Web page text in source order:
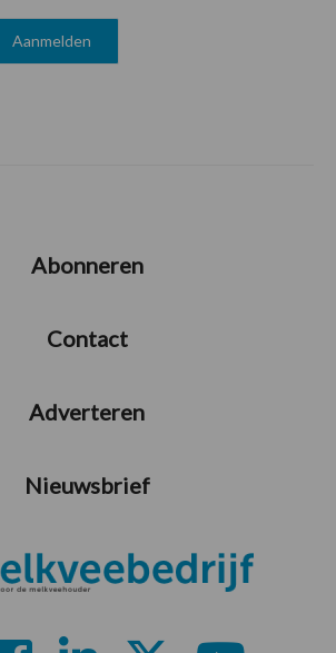
Abonneren
Contact
Adverteren
Nieuwsbrief